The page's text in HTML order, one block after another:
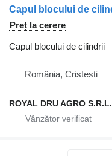
Preț la cerere
Capul blocului de cilindrii
România, Cristesti
ROYAL DRU AGRO S.R.L.